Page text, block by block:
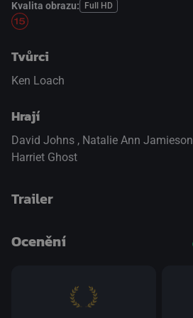
Kvalita obrazu:
Full HD
Tvůrci
Ken Loach
Hrají
David Johns , Natalie Ann Jamieson
Harriet Ghost
Trailer
přepnout na HTML5 přehrávač
Ocenění